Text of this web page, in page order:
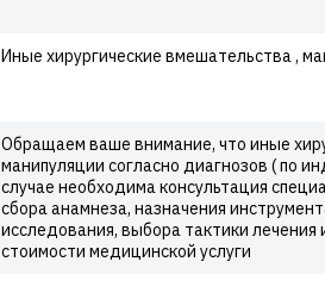
Иные хирургические вмешательства ,
Обращаем ваше внимание, что иные
манипуляции согласно диагнозов ( по
случае необходима консультация
сбора анамнеза, назначения
исследования, выбора тактики лечения
стоимости медицинской услуги